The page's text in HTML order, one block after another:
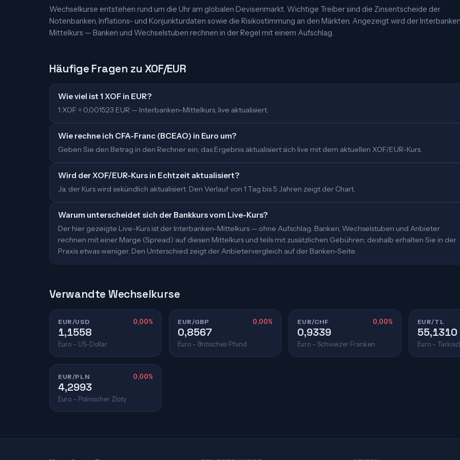
Wechselkurse entstehen rund um die Uhr am globalen Devisenmarkt. Wichtige Treiber sind die Zinsentscheide der
Notenbanken, Inflations- und Konjunkturdaten sowie die Risikostimmung an den Märkten. Angezeigt wird der
Mittelkurs — Banken und Wechselstuben rechnen in der Regel mit einem Aufschlag.
Häufige Fragen zu XOF/EUR
Wie viel ist 1 XOF in EUR?
1 XOF = 0,001523 EUR — Interbanken-Mittelkurs, live aktualisiert.
Wie rechne ich CFA-Franc (BCEAO) in Euro um?
Geben Sie den Betrag in den Rechner ein; das Ergebnis aktualisiert sich live mit dem aktuellen XOF/EUR-Kurs.
Wird der XOF/EUR-Kurs in Echtzeit aktualisiert?
Ja, der Kurs wird sekündlich aktualisiert. Den Verlauf von 1 Tag bis 5 Jahren zeigt der Chart.
Warum unterscheidet sich der Bankkurs vom Live-Kurs?
Der hier gezeigte Live-Kurs ist der Interbanken-Mittelkurs — ohne Aufschlag. Banken, Wechselstuben und Anbieter
rechnen mit einer Marge (Spread) auf diesen Mittelkurs und teils mit zusätzlichen Gebühren; deshalb erhalten Sie in der
Praxis etwas weniger. Den Unterschied zeigt der Anbietervergleich auf der Banken-Seite.
Verwandte Wechselkurse
EUR/USD 0,00%
1,1558
Euro – US-Dollar
EUR/GBP 0,00%
0,8567
Euro – Britisches Pfund
EUR/CHF 0,00%
0,9339
Euro – Schweizer Franken
EUR/TL
55,1310
Euro –
EUR/PLN 0,00%
4,2993
Euro – Polnischer Zloty